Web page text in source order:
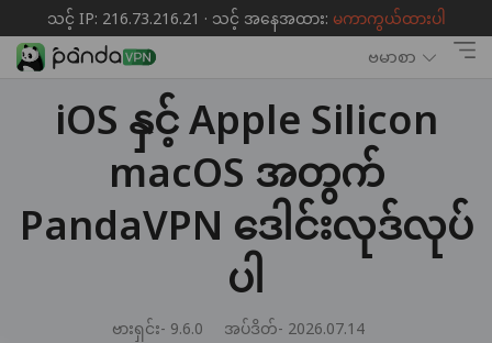
သင့် IP: 216.73.216.21 · သင့် အနေအထား: မကာကွယ်ထားပါ
ဗမာစာ
iOS နှင့် Apple Silicon
macOS အတွက်
PandaVPN ဒေါင်းလုဒ်လုပ်
ပါ
ဗားရှင်း- 9.6.0
အပ်ဒိတ်- 2026.07.14